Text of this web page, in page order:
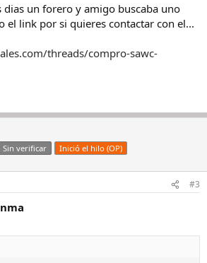
dias un forero y amigo buscaba uno
el link por si quieres contactar con el...
threads/compro-sawc-
Sin verificar Inició el hilo (OP)
#3